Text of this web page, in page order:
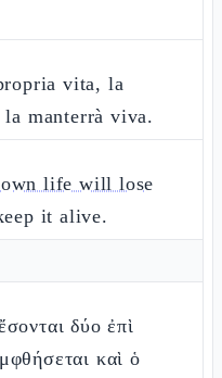
vita, la
manterrà viva.
own life will lose
it alive.
δύο ἐπὶ
καὶ ὁ